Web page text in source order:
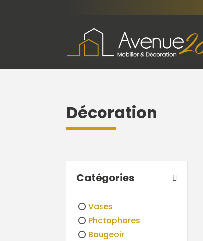
Décoration
Catégories
Vases
Photophores
Bougeoir